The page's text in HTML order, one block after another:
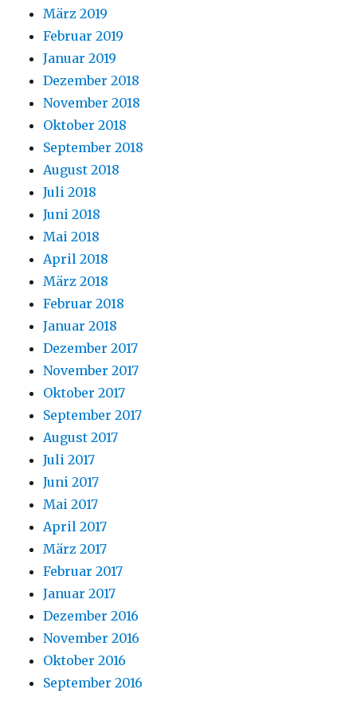
März 2019
Februar 2019
Januar 2019
Dezember 2018
November 2018
Oktober 2018
September 2018
August 2018
Juli 2018
Juni 2018
Mai 2018
April 2018
März 2018
Februar 2018
Januar 2018
Dezember 2017
November 2017
Oktober 2017
September 2017
August 2017
Juli 2017
Juni 2017
Mai 2017
April 2017
März 2017
Februar 2017
Januar 2017
Dezember 2016
November 2016
Oktober 2016
September 2016